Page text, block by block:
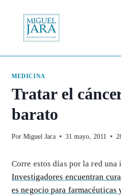
contenido
MEDICINA
Tratar el
barato
Por Miguel Jara 31 mayo, 2011
Corre estos días por la red
Investigadores encuentran
es negocio para farmacéuticas